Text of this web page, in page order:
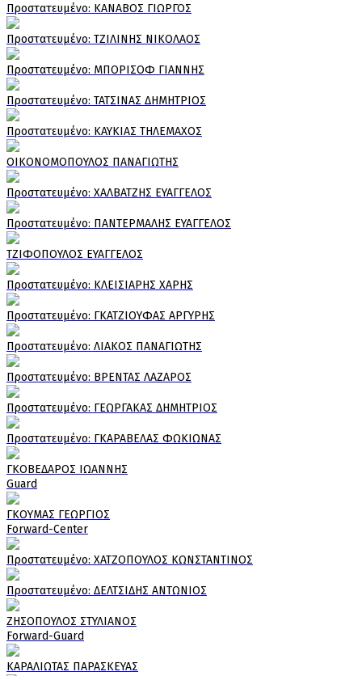
Πρoστατευμένο: ΚΑΝΑΒΟΣ ΓΙΩΡΓΟΣ
Πρoστατευμένο: ΤΖΙΛΙΝΗΣ ΝΙΚΟΛΑΟΣ
Πρoστατευμένο: ΜΠΟΡΙΣΟΦ ΓΙΑΝΝΗΣ
Πρoστατευμένο: ΤΑΤΣΙΝΑΣ ΔΗΜΗΤΡΙΟΣ
Πρoστατευμένο: ΚΑΥΚΙΑΣ ΤΗΛΕΜΑΧΟΣ
ΟΙΚΟΝΟΜΟΠΟΥΛΟΣ ΠΑΝΑΓΙΩΤΗΣ
Πρoστατευμένο: ΧΑΛΒΑΤΖΗΣ ΕΥΑΓΓΕΛΟΣ
Πρoστατευμένο: ΠΑΝΤΕΡΜΑΛΗΣ ΕΥΑΓΓΕΛΟΣ
ΤΖΙΦΟΠΟΥΛΟΣ ΕΥΑΓΓΕΛΟΣ
Πρoστατευμένο: ΚΛΕΙΣΙΑΡΗΣ ΧΑΡΗΣ
Πρoστατευμένο: ΓΚΑΤΖΙΟΥΦΑΣ ΑΡΓΥΡΗΣ
Πρoστατευμένο: ΛΙΑΚΟΣ ΠΑΝΑΓΙΩΤΗΣ
Πρoστατευμένο: ΒΡΕΝΤΑΣ ΛΑΖΑΡΟΣ
Πρoστατευμένο: ΓΕΩΡΓΑΚΑΣ ΔΗΜΗΤΡΙΟΣ
Πρoστατευμένο: ΓΚΑΡΑΒΕΛΑΣ ΦΩΚΙΩΝΑΣ
ΓΚΟΒΕΔΑΡΟΣ ΙΩΑΝΝΗΣ
Guard
ΓΚΟΥΜΑΣ ΓΕΩΡΓΙΟΣ
Forward-Center
Πρoστατευμένο: ΧΑΤΖΟΠΟΥΛΟΣ ΚΩΝΣΤΑΝΤΙΝΟΣ
Πρoστατευμένο: ΔΕΛΤΣΙΔΗΣ ΑΝΤΩΝΙΟΣ
ΖΗΣΟΠΟΥΛΟΣ ΣΤΥΛΙΑΝΟΣ
Forward-Guard
ΚΑΡΑΛΙΩΤΑΣ ΠΑΡΑΣΚΕΥΑΣ